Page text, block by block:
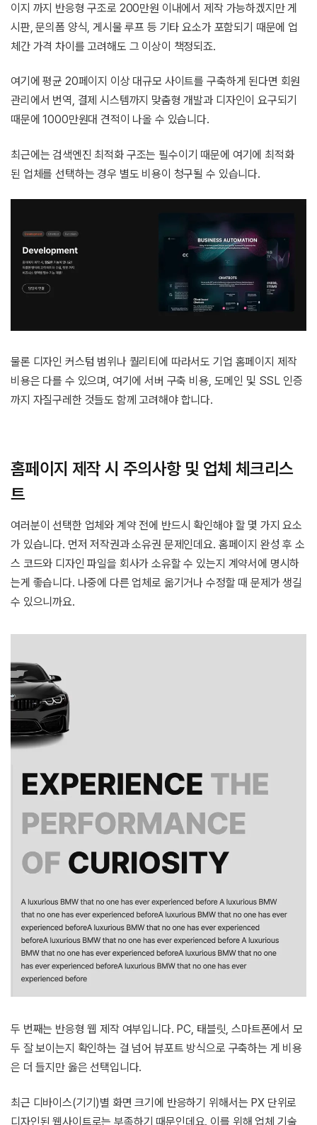
이지 까지 반응형 구조로 200만원 이내에서 제작 가능하겠지만 게
시판, 문의폼 양식, 게시물 루프 등 기타 요소가 포함되기 때문에 업
체간 가격 차이를 고려해도 그 이상이 책정되죠.
여기에 평균 20페이지 이상 대규모 사이트를 구축하게 된다면 회원
관리에서 번역, 결제 시스템까지 맞춤형 개발과 디자인이 요구되기
때문에 1000만원대 견적이 나올 수 있습니다.
최근에는 검색엔진 최적화 구조는 필수이기 때문에 여기에 최적화
된 업체를 선택하는 경우 별도 비용이 청구될 수 있습니다.
물론 디자인 커스텀 범위나 퀄리티에 따라서도 기업 홈페이지 제작
비용은 다를 수 있으며, 여기에 서버 구축 비용, 도메인 및 SSL 인증
까지 자질구레한 것들도 함께 고려해야 합니다.
홈페이지 제작 시 주의사항 및 업체 체크리스
트
여러분이 선택한 업체와 계약 전에 반드시 확인해야 할 몇 가지 요소
가 있습니다. 먼저 저작권과 소유권 문제인데요. 홈페이지 완성 후 소
스 코드와 디자인 파일을 회사가 소유할 수 있는지 계약서에 명시하
는게 좋습니다. 나중에 다른 업체로 옮기거나 수정할 때 문제가 생길
수 있으니까요.
두 번째는 반응형 웹 제작 여부입니다. PC, 태블릿, 스마트폰에서 모
두 잘 보이는지 확인하는 걸 넘어 뷰포트 방식으로 구축하는 게 비용
은 더 들지만 옳은 선택입니다.
최근 디바이스(기기)별 화면 크기에 반응하기 위해서는 PX 단위로
디자인된 웹사이트로는 부족하기 때문인데요. 이를 위해 업체 기술